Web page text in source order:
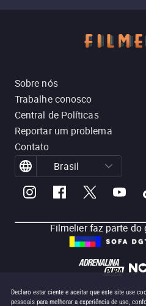
Declaro estar ciente e aceitar que este site use
pessoais para melhorar a experiência de uso,
Sobre nós
Trabalhe conosco
Central de Políticas
Reportar um problema
Contato
Brasil
Filmelier faz parte do